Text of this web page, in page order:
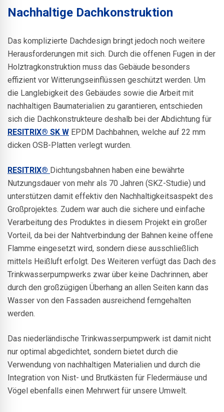
Nachhaltige Dachkonstruktion
Das komplizierte Dachdesign bringt jedoch noch weitere
Herausforderungen mit sich. Durch die offenen Fugen in der
Holztragkonstruktion muss das Gebäude besonders
effizient vor Witterungseinflüssen geschützt werden. Um
die Langlebigkeit des Gebäudes sowie die Arbeit mit
nachhaltigen Baumaterialien zu garantieren, entschieden
sich die Dachkonstrukteure deshalb bei der Abdichtung für
RESITRIX® SK W EPDM Dachbahnen, welche auf 22 mm
dicken OSB-Platten verlegt wurden.
RESITRIX® Dichtungsbahnen haben eine bewährte
Nutzungsdauer von mehr als 70 Jahren (SKZ-Studie) und
unterstützen damit effektiv den Nachhaltigkeitsaspekt des
Großprojektes. Zudem war auch die sichere und einfache
Verarbeitung des Produktes in diesem Projekt ein großer
Vorteil, da bei der Nahtverbindung der Bahnen keine offene
Flamme eingesetzt wird, sondern diese ausschließlich
mittels Heißluft erfolgt. Des Weiteren verfügt das Dach des
Trinkwasserpumpwerks zwar über keine Dachrinnen, aber
durch den großzügigen Überhang an allen Seiten kann das
Wasser von den Fassaden ausreichend ferngehalten
werden.
Das niederländische Trinkwasserpumpwerk ist damit nicht
nur optimal abgedichtet, sondern bietet durch die
Verwendung von nachhaltigen Materialien und durch die
Integration von Nist- und Brutkästen für Fledermäuse und
Vögel ebenfalls einen Mehrwert für unsere Umwelt.